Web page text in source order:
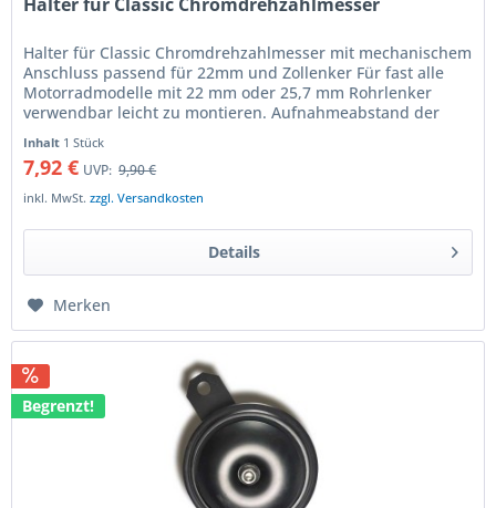
Halter für Classic Chromdrehzahlmesser mit mechanischem
Anschluss passend für 22mm und Zollenker Für fast alle
Motorradmodelle mit 22 mm oder 25,7 mm Rohrlenker
verwendbar leicht zu montieren. Aufnahmeabstand der
Inhalt 1 Stück
7,92 € UVP: 9,90 €
inkl. MwSt.zzgl. Versandkosten
Details
Merken
Begrenzt!